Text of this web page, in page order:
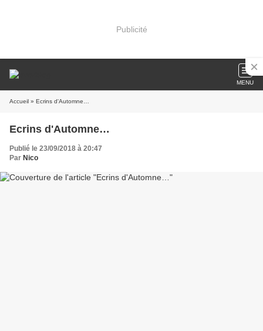
Publicité
MENU
Accueil » Ecrins d'Automne…
Ecrins d'Automne…
Publié le 23/09/2018 à 20:47
Par Nico